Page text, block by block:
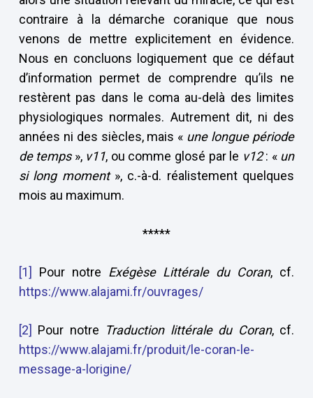
contraire à la démarche coranique que nous
venons de mettre explicitement en évidence.
Nous en concluons logiquement que ce défaut
d’information permet de comprendre qu’ils ne
restèrent pas dans le coma au-delà des limites
physiologiques normales. Autrement dit, ni des
années ni des siècles, mais « une longue période
de temps », v11, ou comme glosé par le v12: « un
si long moment », c.-à-d. réalistement quelques
mois au maximum.
*****
[1] Pour notre Exégèse Littérale du Coran, cf.
https://www.alajami.fr/ouvrages/
[2] Pour notre Traduction littérale du Coran, cf.
https://www.alajami.fr/produit/le-coran-le-
message-a-lorigine/